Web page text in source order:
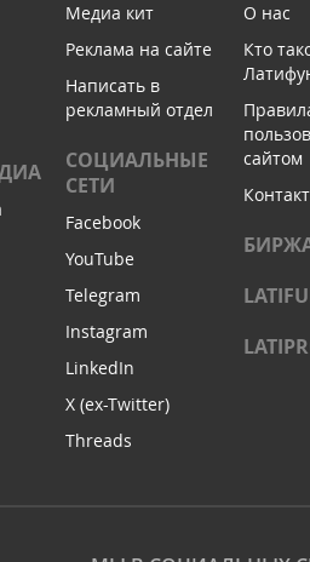
Медиа кит
Реклама на сайте
Написать в
рекламный отдел
СОЦИАЛЬНЫЕ
СЕТИ
Facebook
YouTube
Telegram
Instagram
LinkedIn
X (ex-Twitter)
Threads
О нас
Кто
сайтом